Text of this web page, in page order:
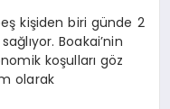
kişiden biri günde 2
Boakai’nin
koşulları göz
olarak